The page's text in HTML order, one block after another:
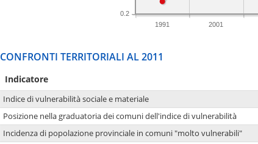
1991 2001
0.2
CONFRONTI TERRITORIALI AL 2011
Indicatore
Indice di vulnerabilità sociale e materiale
Posizione nella graduatoria dei comuni dell'indice di vulnerabilità
Incidenza di popolazione provinciale in comuni "molto vulnerabili"